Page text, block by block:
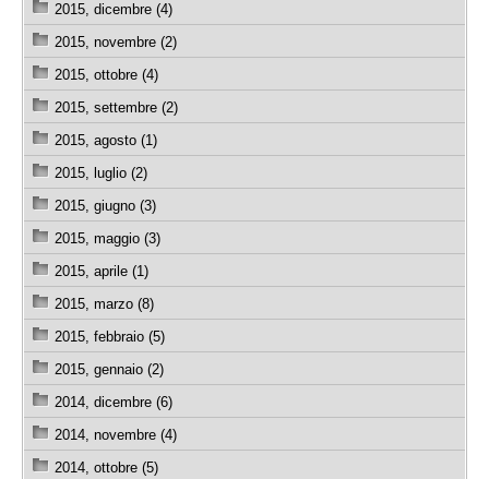
2015, dicembre (4)
2015, novembre (2)
2015, ottobre (4)
2015, settembre (2)
2015, agosto (1)
2015, luglio (2)
2015, giugno (3)
2015, maggio (3)
2015, aprile (1)
2015, marzo (8)
2015, febbraio (5)
2015, gennaio (2)
2014, dicembre (6)
2014, novembre (4)
2014, ottobre (5)